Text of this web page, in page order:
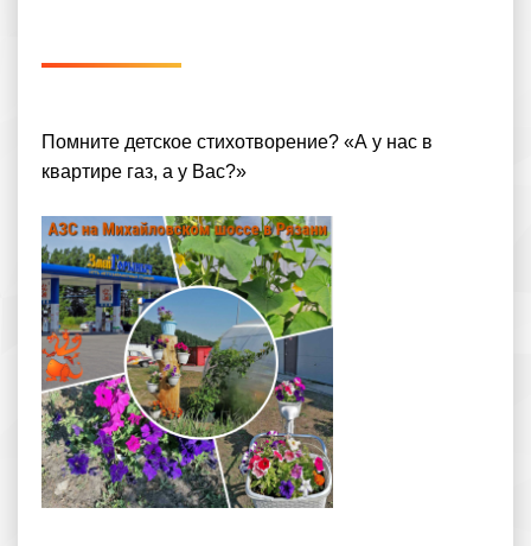
Помните детское стихотворение? «А у нас в
квартире газ, а у Вас?»